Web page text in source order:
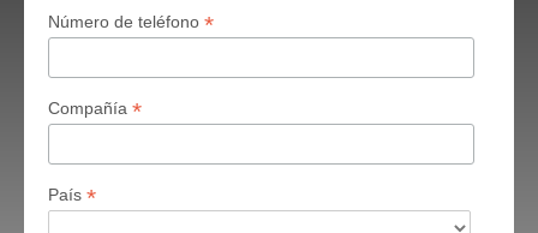
Número de teléfono *
Compañía *
País *